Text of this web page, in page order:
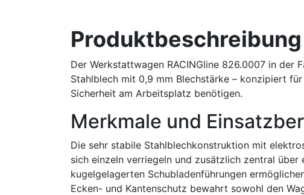
Produktbeschreibung
Der Werkstattwagen RACINGline 826.0007 in
Stahlblech mit 0,9 mm Blechstärke – konzipiert
Sicherheit am Arbeitsplatz benötigen.
Merkmale und
Die sehr stabile Stahlblechkonstruktion mit
sich einzeln verriegeln und zusätzlich zentral
kugelgelagerten Schubladenführungen
Ecken- und Kantenschutz bewahrt sowohl den